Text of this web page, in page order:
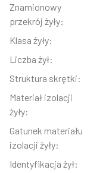
Znamionowy
przekrój żyły:
Klasa żyły:
Liczba żył:
Struktura skrętki:
Materiał izolacji
żyły:
Gatunek materiału
izolacji żyły:
Identyfikacja żył: